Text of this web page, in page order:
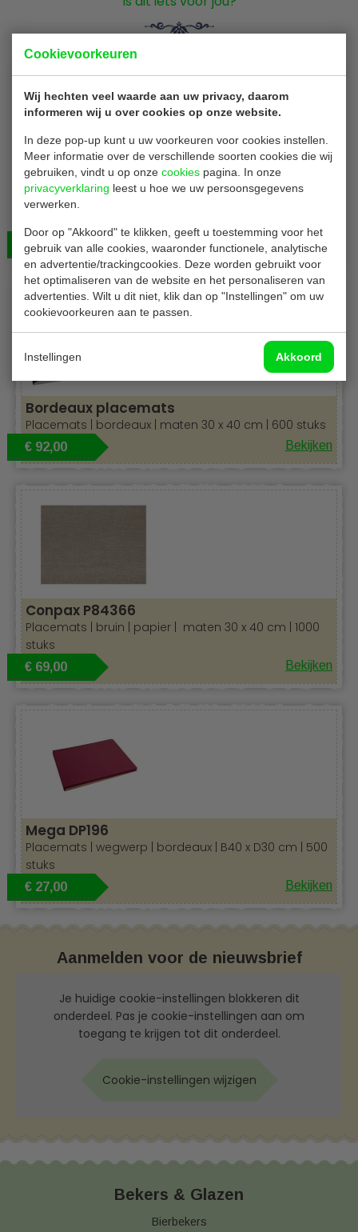
Cookievoorkeuren
Wij hechten veel waarde aan uw privacy, daarom
informeren wij u over cookies op onze website.
In deze pop-up kunt u uw voorkeuren voor cookies instellen.
Meer informatie over de verschillende soorten cookies die wij
gebruiken, vindt u op onze cookies pagina. In onze
privacyverklaring leest u hoe we uw persoonsgegevens
verwerken.
Door op "Akkoord" te klikken, geeft u toestemming voor het
gebruik van alle cookies, waaronder functionele, analytische
en advertentie/trackingcookies. Deze worden gebruikt voor
het optimaliseren van de website en het personaliseren van
advertenties. Wilt u dit niet, klik dan op "Instellingen" om uw
cookievoorkeuren aan te passen.
Instellingen Akkoord
Placemat DP194
Placemats | wegwerp | lichtbruin | B40 x H30 cm | 500
€ 28,00 Bekijken
Bordeaux placemats
Placemats | bordeaux | maten 30 x 40 cm | 600 stuks
€ 92,00 Bekijken
Conpax P84366
Placemats | bruin | papier | maten 30 x 40 cm | 1000
stuks
€ 69,00 Bekijken
Mega DP196
Placemats | wegwerp | bordeaux | B40 x D30 cm | 500
stuks
€ 27,00 Bekijken
Aanmelden voor de nieuwsbrief
Je huidige cookie-instellingen blokkeren dit
onderdeel. Pas je cookie-instellingen aan om
toegang te krijgen tot dit onderdeel.
Cookie-instellingen wijzigen
Bekers & Glazen
Bierbekers